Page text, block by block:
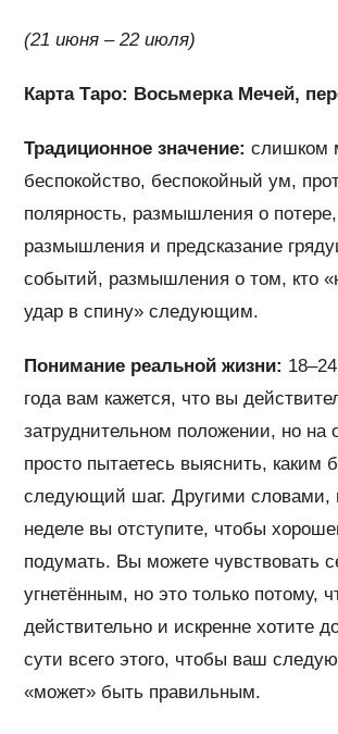
(21 июня – 22 июля)
Карта Таро: Восьмерка Мечей,
Традиционное значение: слишком
беспокойство, беспокойный ум,
полярность, размышления о потере,
размышления и предсказание
событий, размышления о том, кто
удар в спину» следующим.
Понимание реальной жизни:
года вам кажется, что вы
затруднительном положении, но на
просто пытаетесь выяснить, каким
следующий шаг. Другими словами,
неделе вы отступите, чтобы
подумать. Вы можете чувствовать
угнетённым, но это только потому,
действительно и искренне хотите
сути всего этого, чтобы ваш
«может» быть правильным.